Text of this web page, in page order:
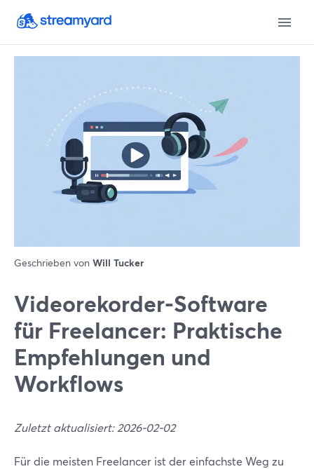
Geschrieben von Will Tucker
Videorekorder-Software
für Freelancer: Praktische
Empfehlungen und
Workflows
Zuletzt aktualisiert: 2026-02-02
Für die meisten Freelancer ist der einfachste Weg zu